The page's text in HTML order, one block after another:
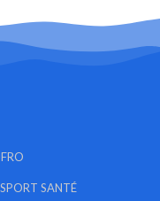
SANTÉ